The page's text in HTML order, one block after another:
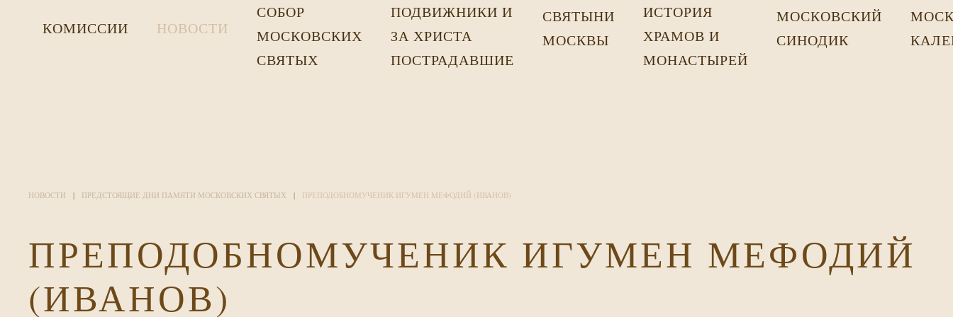
КОМИССИИ НОВОСТИ
СОБОР
МОСКОВСКИХ
СВЯТЫХ
ПОДВИЖНИКИ И
ЗА ХРИСТА
ПОСТРАДАВШИЕ
СВЯТЫНИ
МОСКВЫ
ИСТОРИЯ
ХРАМОВ И
МОНАСТЫРЕЙ
МОСКОВСКИЙ
СИНОДИК
НОВОСТИ ПРЕДСТОЯЩИЕ ДНИ ПАМЯТИ МОСКОВСКИХ СВЯТЫХ ПРЕПОДОБНОМУЧЕНИК ИГУМЕН МЕФОДИЙ (ИВАНОВ)
ПРЕПОДОБНОМУЧЕНИК ИГУМЕН МЕФОДИЙ
(ИВАНОВ)